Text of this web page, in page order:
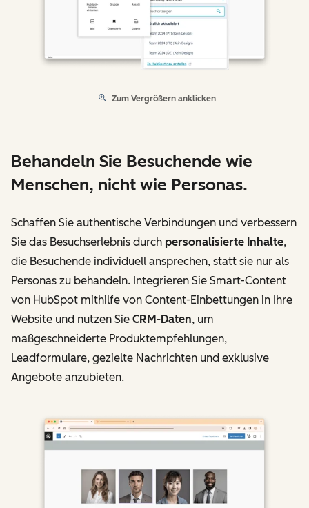
Zum Vergrößern anklicken
Behandeln Sie Besuchende wie
Menschen, nicht wie Personas.
Schaffen Sie authentische Verbindungen und verbessern
Sie das Besuchserlebnis durch personalisierte Inhalte,
die Besuchende individuell ansprechen, statt sie nur als
Personas zu behandeln. Integrieren Sie Smart-Content
von HubSpot mithilfe von Content-Einbettungen in Ihre
Website und nutzen Sie CRM-Daten, um
maßgeschneiderte Produktempfehlungen,
Leadformulare, gezielte Nachrichten und exklusive
Angebote anzubieten.